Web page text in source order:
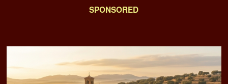
SPONSORED